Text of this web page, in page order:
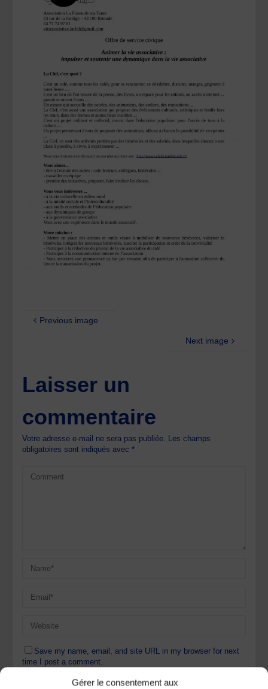
Gérer le consentement aux
Previous image
Next image
Laisser un
commentaire
Votre adresse e-mail ne sera pas publiée. Les champs
obligatoires sont indiqués avec*
Save my name, email, and site URL in my browser for next
time I post a comment.